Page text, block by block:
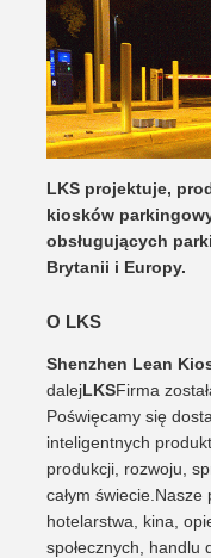
LKS projektuje,
kiosków
obsługujących
Brytanii i Europy.
O LKS
Shenzhen Lean
dalejLKSFirma
Poświęcamy się
inteligentnych
produkcji, rozwoju,
całym świecie.Nasze
hotelarstwa, kina,
społecznych, handlu